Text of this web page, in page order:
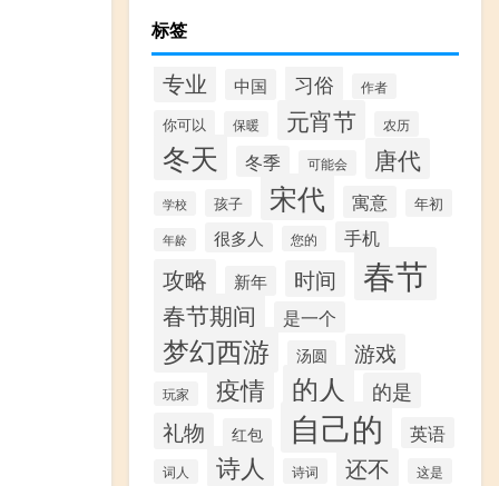
标签
专业 中国 习俗 作者
你可以 保暖 元宵节 农历
冬天 冬季 可能会 唐代
学校 孩子 宋代 寓意 年初
年龄 很多人 您的 手机
攻略 新年 时间 春节
春节期间 是一个
梦幻西游 汤圆 游戏
玩家 疫情 的人 的是
礼物 红包 自己的 英语
词人 诗人 诗词 还不 这是